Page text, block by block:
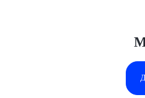
Диагностика АКПП
Статьи